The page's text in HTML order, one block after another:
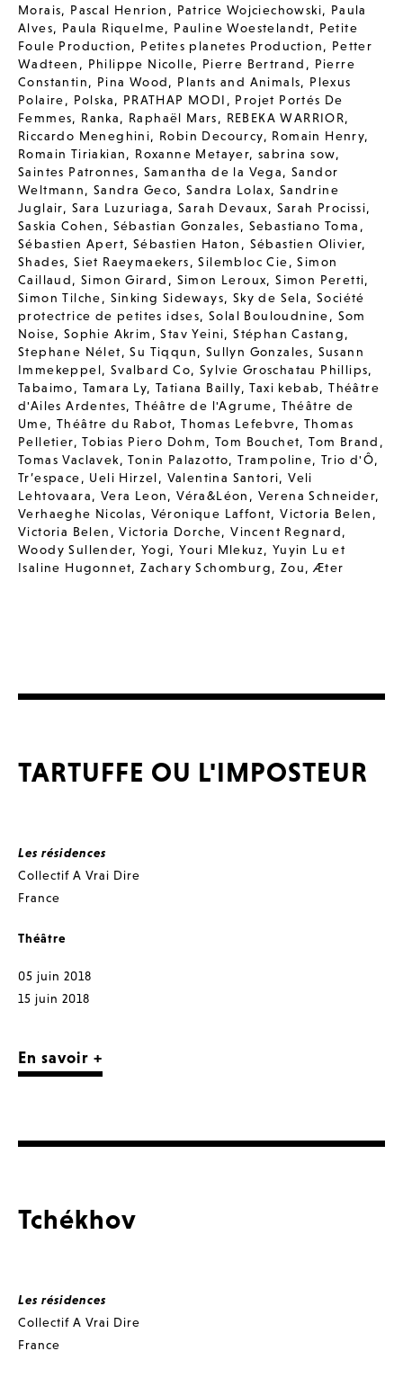
Morais, Pascal Henrion , Patrice Wojciechowski, Paula
Alves, Paula Riquelme, Pauline Woestelandt, Petite
Foule Production, Petites planetes Production, Petter
Wadteen , Philippe Nicolle, Pierre Bertrand , Pierre
Constantin, Pina Wood, Plants and Animals, Plexus
Polaire, Polska, PRATHAP MODI , Projet Portés De
Femmes, Ranka, Raphaël Mars, REBEKA WARRIOR,
Riccardo Meneghini, Robin Decourcy, Romain Henry,
Romain Tiriakian, Roxanne Metayer,sabrina sow,
Saintes Patronnes, Samantha de la Vega,Sandor
Weltmann,Sandra Geco,Sandra Lolax, Sandrine
Juglair, Sara Luzuriaga,Sarah Devaux, Sarah Procissi,
Saskia Cohen , Sébastian Gonzales, Sebastiano Toma ,
Sébastien Apert, Sébastien Haton , Sébastien Olivier,
Shades,Siet Raeymaekers,Silembloc Cie,Simon
Caillaud,Simon Girard , Simon Leroux,Simon Peretti,
Simon Tilche, Sinking Sideways, Sky de Sela,Société
protectrice de petites idses,Solal Bouloudnine, Som
Noise, Sophie Akrim ,Stav Yeini,Stéphan Castang,
Stephane Nélet,Su Tiqqun, Sullyn Gonzales, Susann
Immekeppel, Svalbard Co,Sylvie Groschatau Phillips,
Tabaimo, Tamara Ly,Tatiana Bailly,Taxi kebab,Théâtre
d'Ailes Ardentes,Théâtre de l'Agrume, Théâtre de
Ume,Théâtre du Rabot,Thomas Lefebvre,Thomas
Pelletier,Tobias Piero Dohm,Tom Bouchet,Tom Brand ,
Tomas Vaclavek,Tonin Palazotto,Trampoline,Trio d'Ô,
Tr’espace, Ueli Hirzel, Valentina Santori,Veli
Lehtovaara, Vera Leon,Véra&Léon , Verena Schneider,
Verhaeghe Nicolas, Véronique Laffont,Victoria Belen ,
Victoria Belen ,Victoria Dorche,Vincent Regnard,
Woody Sullender, Yogi,Youri Mlekuz, Yuyin Lu et
Isaline Hugonnet,Zachary Schomburg, Zou, Æter
TARTUFFE OU L'IMPOSTEUR
Les résidences
Collectif A Vrai Dire
France
Théâtre
05 juin 2018
15 juin 2018
En savoir +
Tchékhov
Les résidences
Collectif A Vrai Dire
France